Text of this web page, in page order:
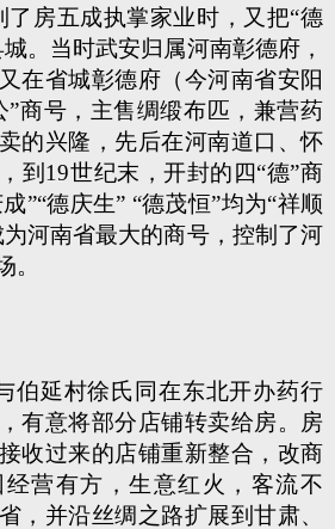
了房五成执掌家业时，又把“德
。当时武安归属河南彰德府，
在省城彰德府（今河南省安阳
”商号，主售绸缎布匹，兼营药
的兴隆，先后在河南道口、怀
到19世纪末，开封的四“德”商
”“德庆生” “德茂恒”均为“祥顺
河南省最大的商号，控制了河
。
伯延村徐氏同在东北开办药行
有意将部分店铺转卖给房。房
收过来的店铺重新整合，改商
营有方，生意红火，客流不
，并沿丝绸之路扩展到甘肃、